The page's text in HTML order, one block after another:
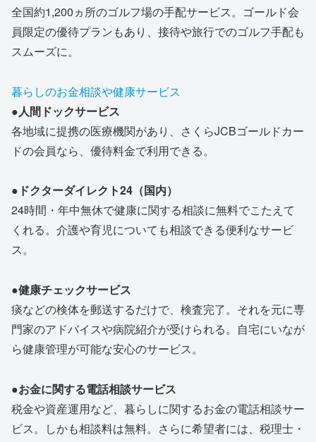
全国約1,200ヵ所のゴルフ場の手配サービス。ゴールド会
員限定の優待プランもあり、接待や旅行でのゴルフ手配も
スムーズに。
暮らしのお金相談や健康サービス
●人間ドックサービス
各地域に提携の医療機関があり、さくらJCBゴールドカー
ドの会員なら、優待料金で利用できる。
●ドクターダイレクト24（国内）
24時間・年中無休で健康に関する相談に無料でこたえて
くれる。介護や育児についても相談できる便利なサービ
ス。
●健康チェックサービス
痰などの検体を郵送するだけで、検査完了。それを元に専
門家のアドバイスや病院紹介が受けられる。自宅にいなが
ら健康管理が可能な安心のサービス。
●お金に関する電話相談サービス
税金や資産運用など、暮らしに関するお金の電話相談サー
ビス。しかも相談料は無料。さらに希望者には、税理士・